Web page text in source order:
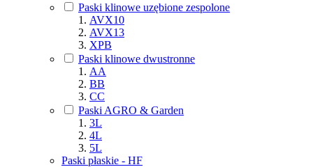
Paski klinowe uzębione zespolone
AVX10
AVX13
XPB
Paski klinowe dwustronne
AA
BB
CC
Paski AGRO & Garden
3L
4L
5L
Paski płaskie - HF